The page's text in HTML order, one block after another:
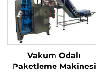
Vakum Odalı
Paketleme Makinesi